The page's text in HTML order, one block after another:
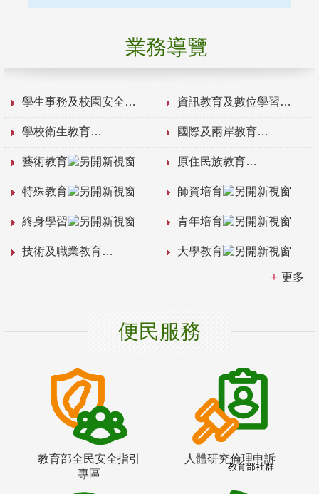
業務導覽
學生事務及校園安全 資訊教育及數位學習
學校衛生教育 國際及兩岸教育
藝術教育 原住民族教育
特殊教育 師資培育
終身學習 青年培育
技術及職業教育 大學教育
更多
便民服務
教育部全民安全指引
專區
人體研究倫理申訴
教育部社群